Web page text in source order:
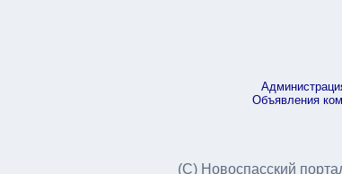
Объявления
(С) Новоспасский